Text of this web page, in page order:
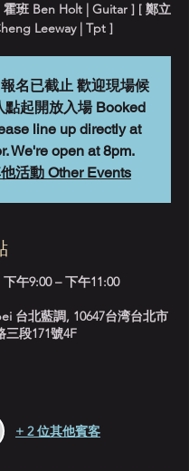
霍班 Ben Holt | Guitar ] [ 鄭立
Leeway | Tpt ]
名已截止 歡迎現場候
點起開放入場 Booked
line up directly at
We're open at 8pm.
活動 Other Events
午9:00 – 下午11:00
台北藍調, 10647台湾台北市
三段171號4F
+ 2 位其他賓客